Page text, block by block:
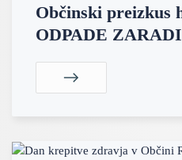
Občinski preizkus
ODPADE